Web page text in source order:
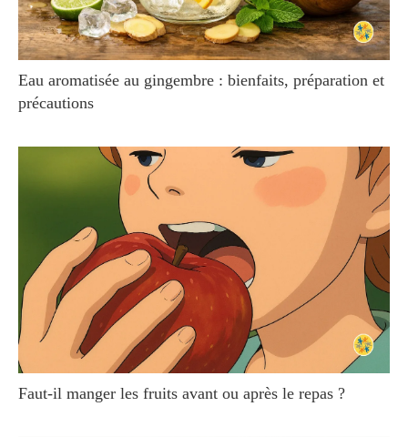
Eau aromatisée au gingembre : bienfaits, préparation et
précautions
Faut-il manger les fruits avant ou après le repas ?